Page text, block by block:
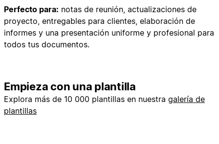
Perfecto para: notas de reunión, actualizaciones de
proyecto, entregables para clientes, elaboración de
informes y una presentación uniforme y profesional para
todos tus documentos.
Empieza con una plantilla
Explora más de 10 000 plantillas en nuestra galería de
plantillas